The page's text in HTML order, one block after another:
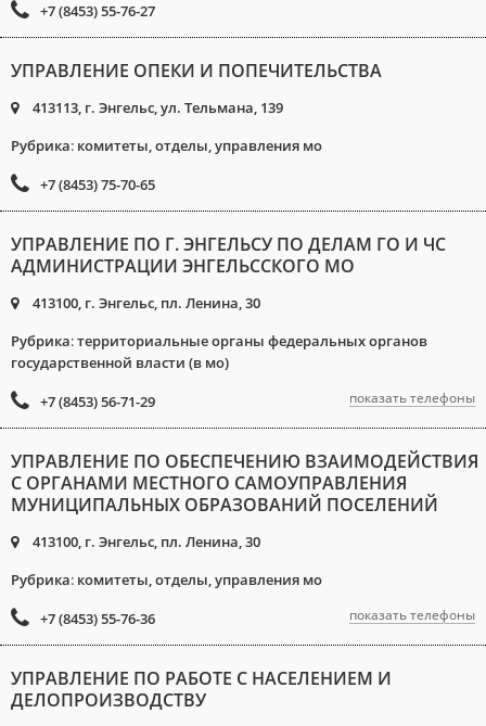
+7 (8453) 55-76-27
УПРАВЛЕНИЕ ОПЕКИ И ПОПЕЧИТЕЛЬСТВА
413113, г. Энгельс, ул. Тельмана, 139
Рубрика: комитеты, отделы, управления мо
+7 (8453) 75-70-65
УПРАВЛЕНИЕ ПО Г. ЭНГЕЛЬСУ ПО ДЕЛАМ ГО И ЧС
АДМИНИСТРАЦИИ ЭНГЕЛЬССКОГО МО
413100, г. Энгельс, пл. Ленина, 30
Рубрика:территориальные органы федеральных органов
государственной власти (в мо)
+7 (8453) 56-71-29
показать телефоны
УПРАВЛЕНИЕ ПО ОБЕСПЕЧЕНИЮ ВЗАИМОДЕЙСТВИЯ
С ОРГАНАМИ МЕСТНОГО САМОУПРАВЛЕНИЯ
МУНИЦИПАЛЬНЫХ ОБРАЗОВАНИЙ ПОСЕЛЕНИЙ
413100, г. Энгельс, пл. Ленина, 30
Рубрика: комитеты, отделы, управления мо
+7 (8453) 55-76-36
показать телефоны
УПРАВЛЕНИЕ ПО РАБОТЕ С НАСЕЛЕНИЕМ И
ДЕЛОПРОИЗВОДСТВУ